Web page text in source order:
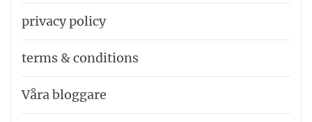
privacy policy
terms & conditions
Våra bloggare